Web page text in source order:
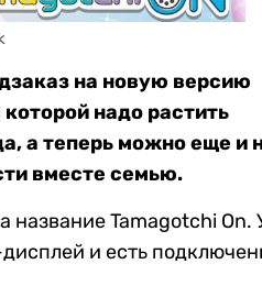
на новую версию
надо растить
а теперь можно еще и
вместе семью.
название Tamagotchi On.
и есть